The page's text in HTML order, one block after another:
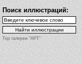
Поиск иллюстраций:
Top галереи "АРТ"